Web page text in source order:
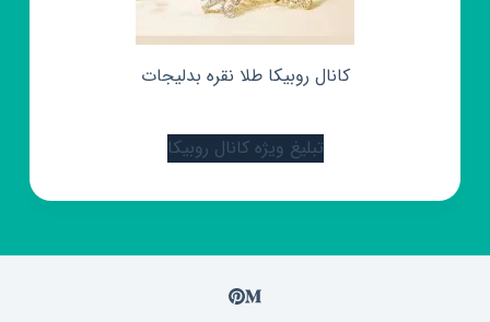
کانال روبیکا طلا نقره بدلیجات
تبلیغ ویژه کانال روبیکا